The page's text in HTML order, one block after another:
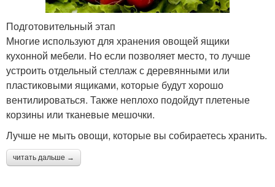
Подготовительный этап
Многие используют для хранения овощей ящики
кухонной мебели. Но если позволяет место, то лучше
устроить отдельный стеллаж с деревянными или
пластиковыми ящиками, которые будут хорошо
вентилироваться. Также неплохо подойдут плетеные
корзины или тканевые мешочки.
Лучше не мыть овощи, которые вы собираетесь хранить.
читать дальше →